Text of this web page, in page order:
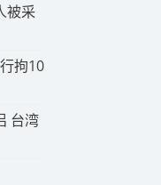
被采
拘10
台湾